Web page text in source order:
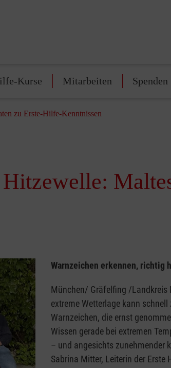
Kurse Mitarbeiten Spenden
zu Erste-Hilfe-Kenntnissen
Warnzeichen erkennen, richtig
München/ Gräfelfing /Landkreis
extreme Wetterlage kann
Warnzeichen, die ernst
Wissen gerade bei extremen
– und angesichts zunehmender
Sabrina Mitter, Leiterin der